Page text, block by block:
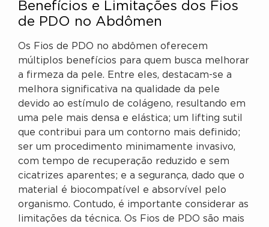
Benefícios e Limitações dos Fios
de PDO no Abdômen
Os Fios de PDO no abdômen oferecem
múltiplos benefícios para quem busca melhorar
a firmeza da pele. Entre eles, destacam-se a
melhora significativa na qualidade da pele
devido ao estímulo de colágeno, resultando em
uma pele mais densa e elástica; um lifting sutil
que contribui para um contorno mais definido;
ser um procedimento minimamente invasivo,
com tempo de recuperação reduzido e sem
cicatrizes aparentes; e a segurança, dado que o
material é biocompatível e absorvível pelo
organismo. Contudo, é importante considerar as
limitações da técnica. Os Fios de PDO são mais